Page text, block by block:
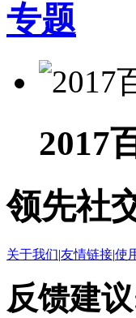
专题
2017
领先社
关于我们|友情链接|使
反馈建